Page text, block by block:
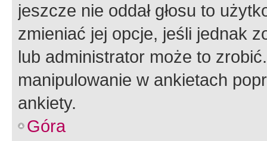
jeszcze nie oddał głosu to
zmieniać jej opcje, jeśli jednak
lub administrator może to
manipulowanie w ankietach
ankiety.
Góra